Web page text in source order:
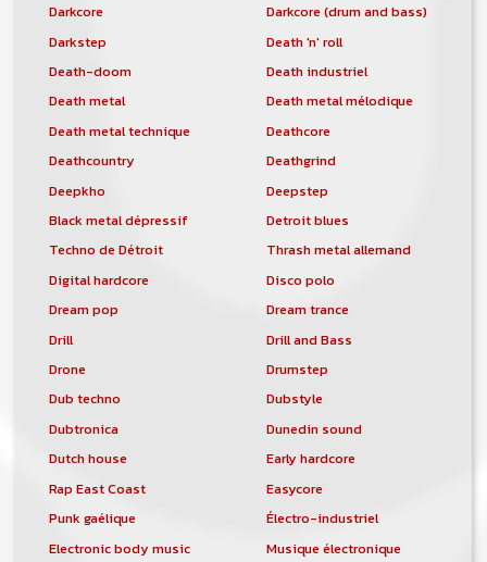
Darkcore
Darkcore (drum and bass)
Darkstep
Death 'n' roll
Death-doom
Death industriel
Death metal
Death metal mélodique
Death metal technique
Deathcore
Deathcountry
Deathgrind
Deepkho
Deepstep
Black metal dépressif
Detroit blues
Techno de Détroit
Thrash metal allemand
Digital hardcore
Disco polo
Dream pop
Dream trance
Drill
Drill and Bass
Drone
Drumstep
Dub techno
Dubstyle
Dubtronica
Dunedin sound
Dutch house
Early hardcore
Rap East Coast
Easycore
Punk gaélique
Électro-industriel
Electronic body music
Musique électronique